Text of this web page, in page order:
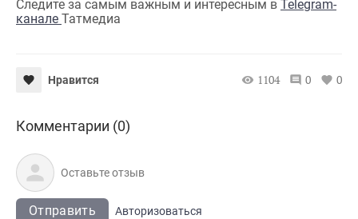
Следите за самым важным и интересным в Telegram-
канале Татмедиа
Нравится 1104 0 0
Комментарии (0)
Отправить
Авторизоваться